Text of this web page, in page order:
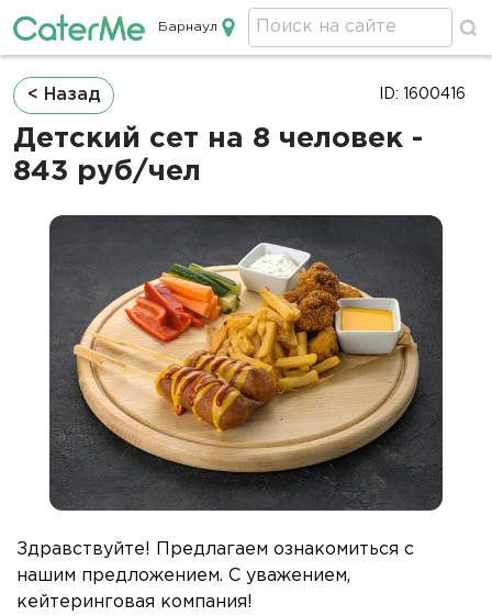
Кейтеринг в Барнауле
Барнаул
Строка
навигации
< Назад
Детский сет на 8 человек -
843 руб/чел
ID: 1600416
Здравствуйте! Предлагаем ознакомиться с
нашим предложением. С уважением,
кейтеринговая компания!